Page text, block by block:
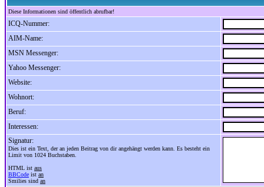
Diese Informationen sind öffentlich abrufbar!
ICQ-Nummer:
AIM-Name:
MSN Messenger:
Yahoo Messenger:
Website:
Wohnort:
Beruf:
Interessen:
Signatur:
Dies ist ein Text, der an jeden Beitrag von dir angehängt werden kann. Es besteht ein
Limit von 1024 Buchstaben.
HTML ist aus
BBCode ist an
Smilies sind an